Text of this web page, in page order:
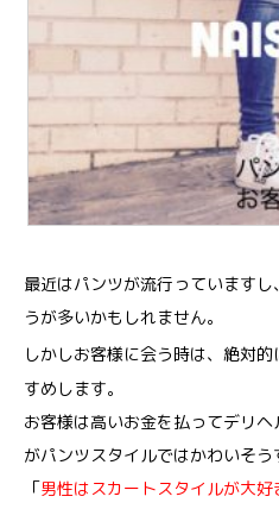
最近はパンツが流行っています
うが多いかもしれません。
しかしお客様に会う時は、絶対的
すめします。
お客様は高いお金を払ってデリ
がパンツスタイルではかわいそう
「男性はスカートスタイルが大好